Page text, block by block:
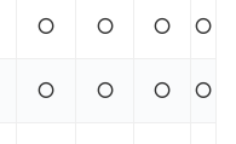
⭕️ ⭕️ ⭕️ ⭕️
⭕️ ⭕️ ⭕️ ⭕️